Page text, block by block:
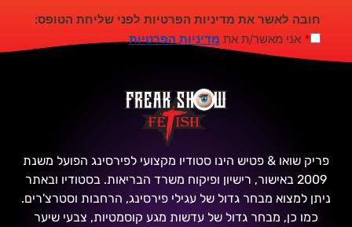
חובה לאשר את מדיניות הפרטיות לפני שליחת הטופס:
* אני מאשר/ת את מדיניות הפרטיות.
פריק שואו & פטיש הינו סטודיו מקצועי לפירסינג הפועל משנת
2009 באישור, רישיון ופיקוח משרד הבריאות. בסטודיו ובאתר
ניתן למצוא מבחר גדול של עגילי פירסינג, הרחבות וסטרצ'רים.
כמו כן, מבחר גדול של עדשות מגע קוסמטיות, צבעי שיער